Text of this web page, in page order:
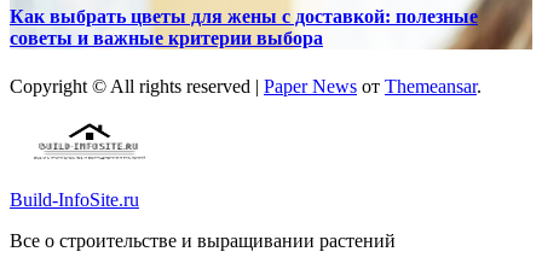
Как выбрать цветы для жены с доставкой: полезные
советы и важные критерии выбора
Copyright © All rights reserved | Paper News от Themeansar.
Build-InfoSite.ru
Все о строительстве и выращивании растений